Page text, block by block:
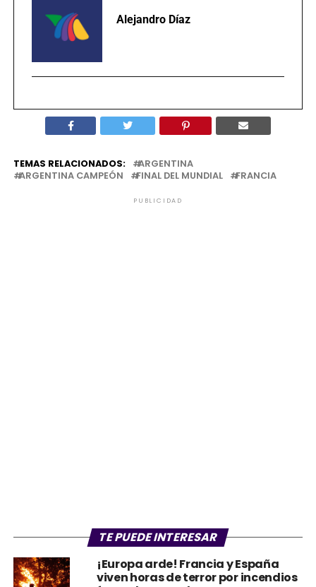
Alejandro Díaz
TEMAS RELACIONADOS:
ARGENTINA
ARGENTINA CAMPEÓN
FINAL DEL MUNDIAL FRANCIA
PUBLICIDAD
TE PUEDE INTERESAR
¡Europa arde! Francia y España
viven horas de terror por incendios